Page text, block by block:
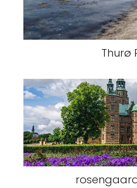
Thurø